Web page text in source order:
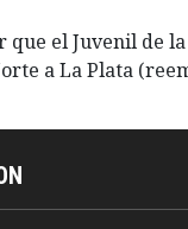
que el Juvenil de
a La Plata